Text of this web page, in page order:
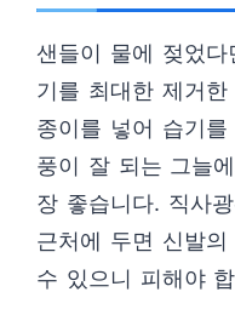
샌들이 물에 젖었
기를 최대한 제거
종이를 넣어 습기
풍이 잘 되는 그늘
장 좋습니다. 직사
근처에 두면 신발
수 있으니 피해야